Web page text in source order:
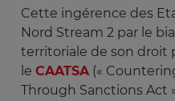
Cette ingérence des
Nord Stream 2 par le
territoriale de son droit
le CAATSA(«
Through Sanctions Act